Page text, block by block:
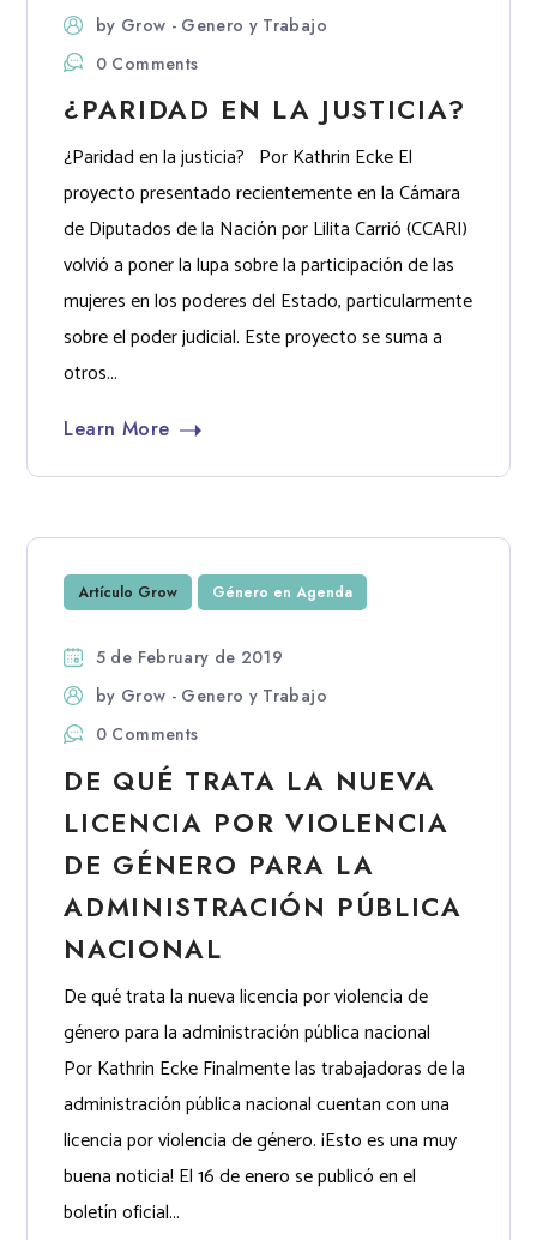
by Grow - Genero y Trabajo
0 Comments
¿PARIDAD EN LA JUSTICIA?
¿Paridad en la justicia? Por Kathrin Ecke El
proyecto presentado recientemente en la Cámara
de Diputados de la Nación por Lilita Carrió (CCARI)
volvió a poner la lupa sobre la participación de las
mujeres en los poderes del Estado, particularmente
sobre el poder judicial. Este proyecto se suma a
otros...
Learn More
Artículo Grow Género en Agenda
5 de February de 2019
by Grow - Genero y Trabajo
0 Comments
DE QUÉ TRATA LA NUEVA
LICENCIA POR VIOLENCIA
DE GÉNERO PARA LA
ADMINISTRACIÓN PÚBLICA
NACIONAL
De qué trata la nueva licencia por violencia de
género para la administración pública nacional
Por Kathrin Ecke Finalmente las trabajadoras de la
administración pública nacional cuentan con una
licencia por violencia de género. ¡Esto es una muy
buena noticia! El 16 de enero se publicó en el
boletín oficial...